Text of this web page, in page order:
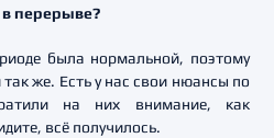
перерыве?
была нормальной, поэтому
же. Есть у нас свои нюансы по
на них внимание, как
всё получилось.